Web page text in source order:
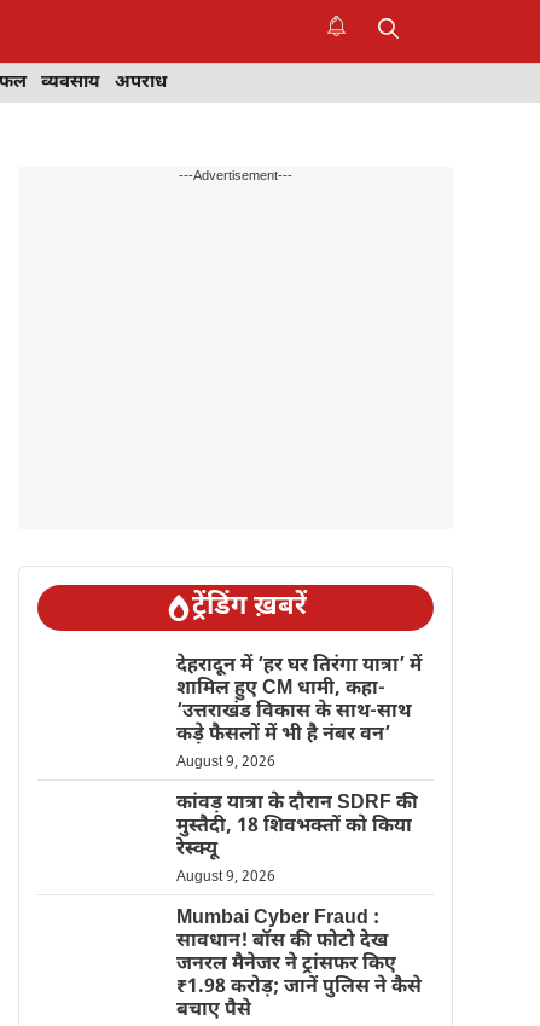
व्यवसाय अपराध
---Advertisement---
ट्रेंडिंग ख़बरें
देहरादून में ‘हर घर तिरंगा यात्रा’ में
शामिल हुए CM धामी, कहा-
‘उत्तराखंड विकास के साथ-साथ
कड़े फैसलों में भी है नंबर वन’
August 9, 2026
कांवड़ यात्रा के दौरान SDRF की
मुस्तैदी, 18 शिवभक्तों को किया
रेस्क्यू
August 9, 2026
Mumbai Cyber Fraud :
सावधान! बॉस की फोटो देख
जनरल मैनेजर ने ट्रांसफर किए
₹1.98 करोड़; जानें पुलिस ने कैसे
बचाए पैसे